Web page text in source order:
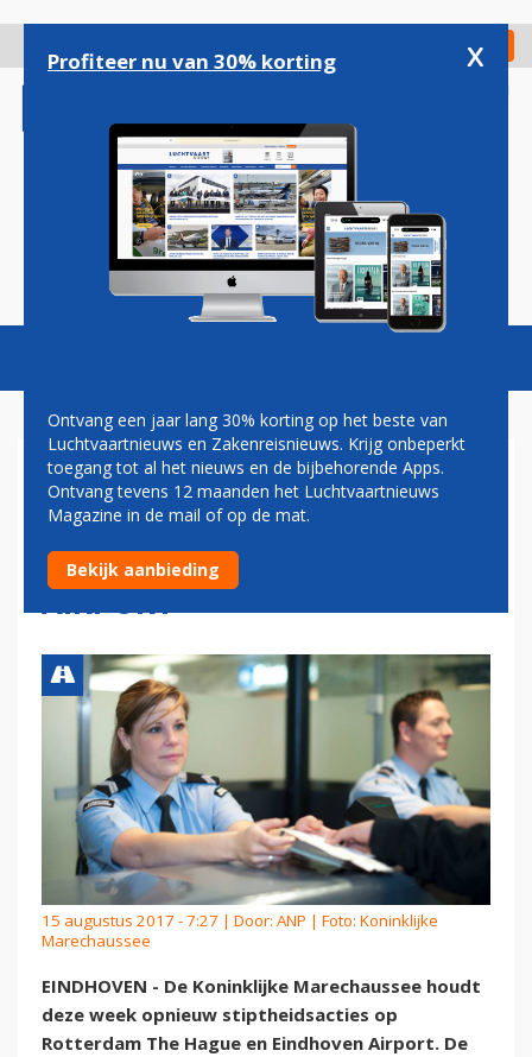
gaan
Check in
Magazine Podcasts Vacatures
OPNIEUW ACTIES
MARECHAUSSEE OP
ROTTERDAM EN EINDHOVEN
AIRPORT
15 augustus 2017 - 7:27 | Door: ANP | Foto: Koninklijke
Marechaussee
EINDHOVEN - De Koninklijke Marechaussee houdt
deze week opnieuw stiptheidsacties op
Rotterdam The Hague en Eindhoven Airport. De
Profiteer nu van 30% korting x
Ontvang een jaar lang 30% korting op het beste van
Luchtvaartnieuws en Zakenreisnieuws. Krijg onbeperkt
toegang tot al het nieuws en de bijbehorende Apps.
Ontvang tevens 12 maanden het Luchtvaartnieuws
Magazine in de mail of op de mat.
Bekijk aanbieding